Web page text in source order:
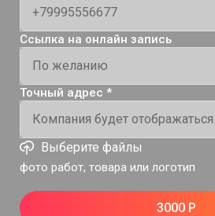
Ссылка на онлайн запись
Точный адрес *
фото работ, товара или логотип
Выберите файлы
3000 Р